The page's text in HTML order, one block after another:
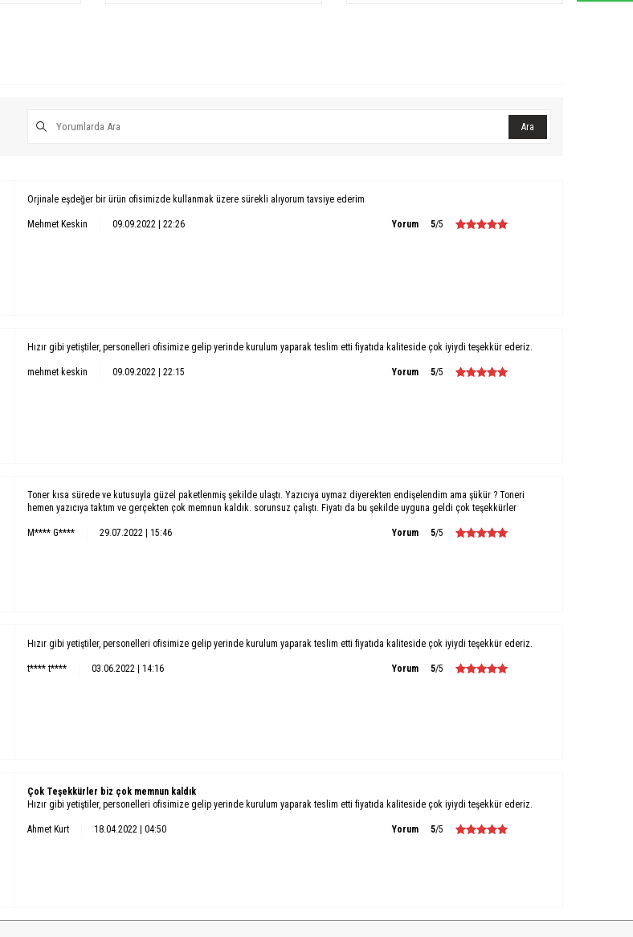
Ara
Orjinale eşdeğer bir ürün ofisimizde kullanmak üzere sürekli alıyorum tavsiye ederim
Mehmet Keskin 09.09.2022 | 22:26 Yorum 5/5
Hızır gibi yetiştiler, personelleri ofisimize gelip yerinde kurulum yaparak teslim etti fiyatıda kaliteside çok iyiydi teşekkür ederiz.
mehmet keskin 09.09.2022 | 22:15 Yorum 5/5
Toner kısa sürede ve kutusuyla güzel paketlenmiş şekilde ulaştı. Yazıcıya uymaz diyerekten endişelendim ama şükür ? Toneri
hemen yazıcıya taktım ve gerçekten çok memnun kaldık. sorunsuz çalıştı. Fiyatı da bu şekilde uyguna geldi çok teşekkürler
M**** G**** 29.07.2022 | 15:46 Yorum 5/5
Hızır gibi yetiştiler, personelleri ofisimize gelip yerinde kurulum yaparak teslim etti fiyatıda kaliteside çok iyiydi teşekkür ederiz.
t**** t**** 03.06.2022 | 14:16 Yorum 5/5
Çok Teşekkürler biz çok memnun kaldık
Hızır gibi yetiştiler, personelleri ofisimize gelip yerinde kurulum yaparak teslim etti fiyatıda kaliteside çok iyiydi teşekkür ederiz.
Ahmet Kurt 18.04.2022 | 04:50 Yorum 5/5